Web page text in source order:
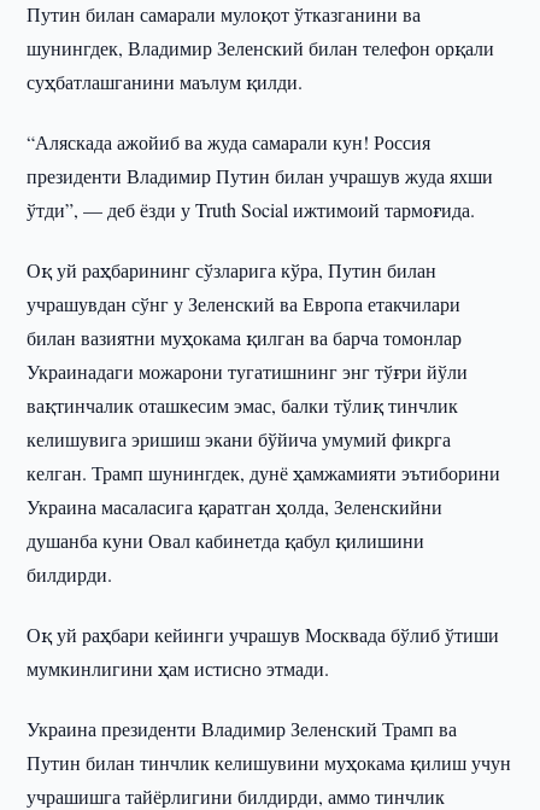
Путин билан самарали мулоқот ўтказганини ва
шунингдек, Владимир Зеленский билан телефон орқали
суҳбатлашганини маълум қилди.
“Аляскада ажойиб ва жуда самарали кун! Россия
президенти Владимир Путин билан учрашув жуда яхши
ўтди”, — деб ёзди у Truth Social ижтимоий тармоғида.
Оқ уй раҳбарининг сўзларига кўра, Путин билан
учрашувдан сўнг у Зеленский ва Европа етакчилари
билан вазиятни муҳокама қилган ва барча томонлар
Украинадаги можарони тугатишнинг энг тўғри йўли
вақтинчалик оташкесим эмас, балки тўлиқ тинчлик
келишувига эришиш экани бўйича умумий фикрга
келган. Трамп шунингдек, дунё ҳамжамияти эътиборини
Украина масаласига қаратган ҳолда, Зеленскийни
душанба куни Овал кабинетда қабул қилишини
билдирди.
Оқ уй раҳбари кейинги учрашув Москвада бўлиб ўтиши
мумкинлигини ҳам истисно этмади.
Украина президенти Владимир Зеленский Трамп ва
Путин билан тинчлик келишувини муҳокама қилиш учун
учрашишга тайёрлигини билдирди, аммо тинчлик